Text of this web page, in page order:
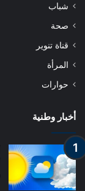
شباب
صحة
قناة تنوير
المرأة
حوارات
أخبار وطنية